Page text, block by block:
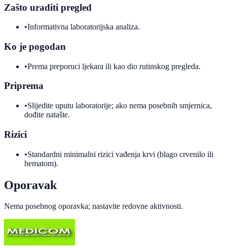
Zašto uraditi pregled
•Informativna laboratorijska analiza.
Ko je pogodan
•Prema preporuci ljekara ili kao dio rutinskog pregleda.
Priprema
•Slijedite uputu laboratorije; ako nema posebnih smjernica,
dođite natašte.
Rizici
•Standardni minimalni rizici vađenja krvi (blago crvenilo ili
hematom).
Oporavak
Nema posebnog oporavka; nastavite redovne aktivnosti.